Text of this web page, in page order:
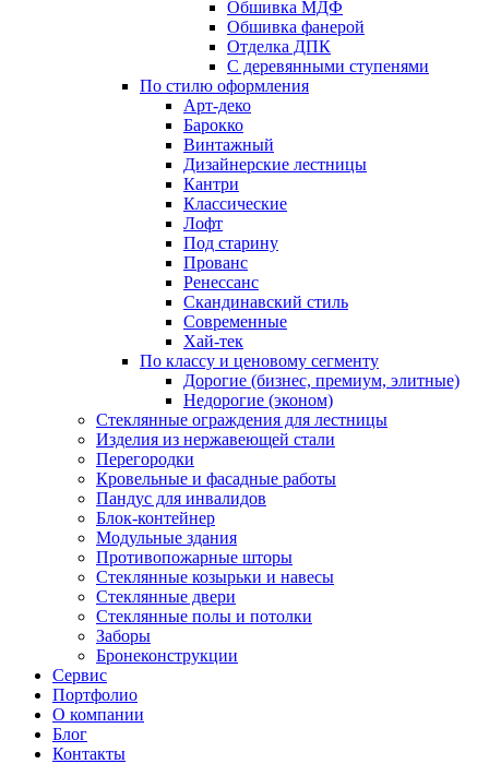
Обшивка МДФ
Обшивка фанерой
Отделка ДПК
С деревянными ступенями
По стилю оформления
Арт-деко
Барокко
Винтажный
Дизайнерские лестницы
Кантри
Классические
Лофт
Под старину
Прованс
Ренессанс
Скандинавский стиль
Современные
Хай-тек
По классу и ценовому сегменту
Дорогие (бизнес, премиум, элитные)
Недорогие (эконом)
Стеклянные ограждения для лестницы
Изделия из нержавеющей стали
Перегородки
Кровельные и фасадные работы
Пандус для инвалидов
Блок-контейнер
Модульные здания
Противопожарные шторы
Стеклянные козырьки и навесы
Стеклянные двери
Стеклянные полы и потолки
Заборы
Бронеконструкции
Сервис
Портфолио
О компании
Блог
Контакты